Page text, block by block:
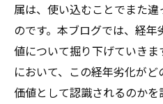
属は、使い込むことでまた
のです。本ブログでは、経
値について掘り下げていき
において、この経年劣化が
価値として認識されるのか